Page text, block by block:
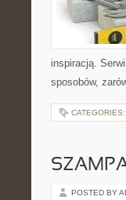
inspiracją.
sposobów,
CATEGORIES:
POSTED BY